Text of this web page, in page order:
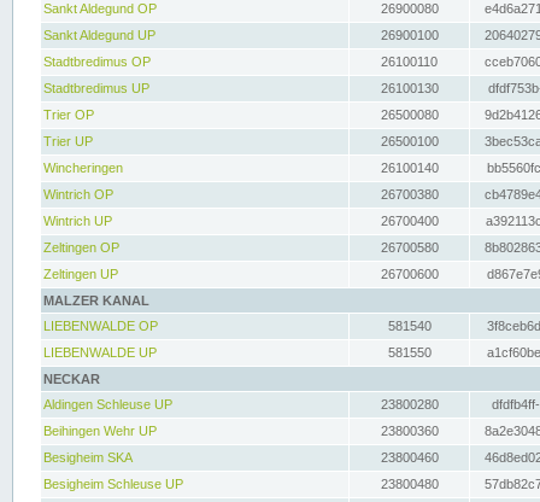
Sankt Aldegund OP
26900080
Sankt Aldegund UP
26900100
Stadtbredimus OP
26100110
Stadtbredimus UP
26100130
Trier OP
26500080
Trier UP
26500100
Wincheringen
26100140
Wintrich OP
26700380
Wintrich UP
26700400
Zeltingen OP
26700580
Zeltingen UP
26700600
MALZER KANAL
LIEBENWALDE OP
581540
LIEBENWALDE UP
581550
NECKAR
Aldingen Schleuse UP
23800280
Beihingen Wehr UP
23800360
Besigheim SKA
23800460
Besigheim Schleuse UP
23800480